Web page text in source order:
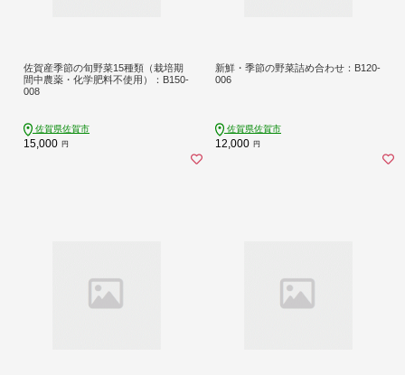
佐賀産季節の旬野菜15種類（栽培期
間中農薬・化学肥料不使用）：B150-
008
佐賀県佐賀市
15,000 円
新鮮・季節の野菜詰め合わせ：B120-
006
佐賀県佐賀市
12,000 円